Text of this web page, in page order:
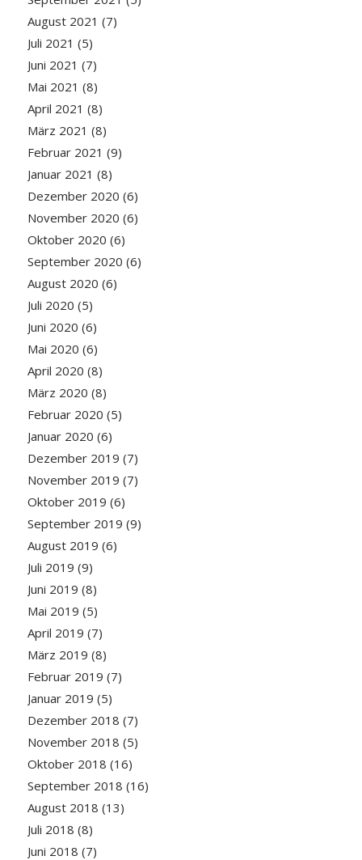
August 2021 (7)
Juli 2021 (5)
Juni 2021 (7)
Mai 2021 (8)
April 2021 (8)
März 2021 (8)
Februar 2021 (9)
Januar 2021 (8)
Dezember 2020 (6)
November 2020 (6)
Oktober 2020 (6)
September 2020 (6)
August 2020 (6)
Juli 2020 (5)
Juni 2020 (6)
Mai 2020 (6)
April 2020 (8)
März 2020 (8)
Februar 2020 (5)
Januar 2020 (6)
Dezember 2019 (7)
November 2019 (7)
Oktober 2019 (6)
September 2019 (9)
August 2019 (6)
Juli 2019 (9)
Juni 2019 (8)
Mai 2019 (5)
April 2019 (7)
März 2019 (8)
Februar 2019 (7)
Januar 2019 (5)
Dezember 2018 (7)
November 2018 (5)
Oktober 2018 (16)
September 2018 (16)
August 2018 (13)
Juli 2018 (8)
Juni 2018 (7)